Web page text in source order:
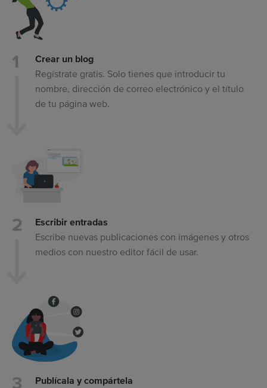
Crear un blog
Regístrate gratis. Solo tienes que introducir tu
nombre, dirección de correo electrónico y el título
de tu página web.
Escribir entradas
Escribe nuevas publicaciones con imágenes y otros
medios con nuestro editor fácil de usar.
Publícala y compártela